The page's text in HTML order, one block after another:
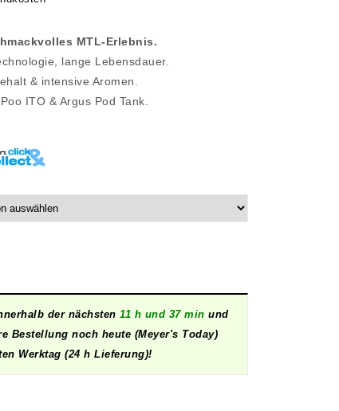
MTL-Erlebnis.
lange Lebensdauer.
& intensive Aromen.
ITO & Argus Pod Tank.
der nächsten11 h und 37 min und
Bestellung noch heute (Meyer's Today)
Werktag (24 h Lieferung)!